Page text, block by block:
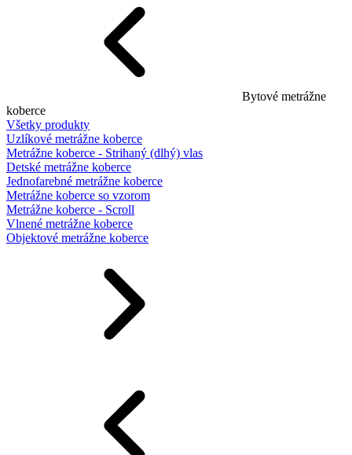
Bytové metrážne
koberce
Všetky produkty
Uzlíkové metrážne koberce
Metrážne koberce - Strihaný (dlhý) vlas
Detské metrážne koberce
Jednofarebné metrážne koberce
Metrážne koberce so vzorom
Metrážne koberce - Scroll
Vlnené metrážne koberce
Objektové metrážne koberce